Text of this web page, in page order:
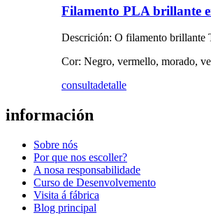
Filamento PLA brillante
Descrición: O filamento brillante
Cor: Negro, vermello, morado,
consultadetalle
información
Sobre nós
Por que nos escoller?
A nosa responsabilidade
Curso de Desenvolvemento
Visita á fábrica
Blog principal